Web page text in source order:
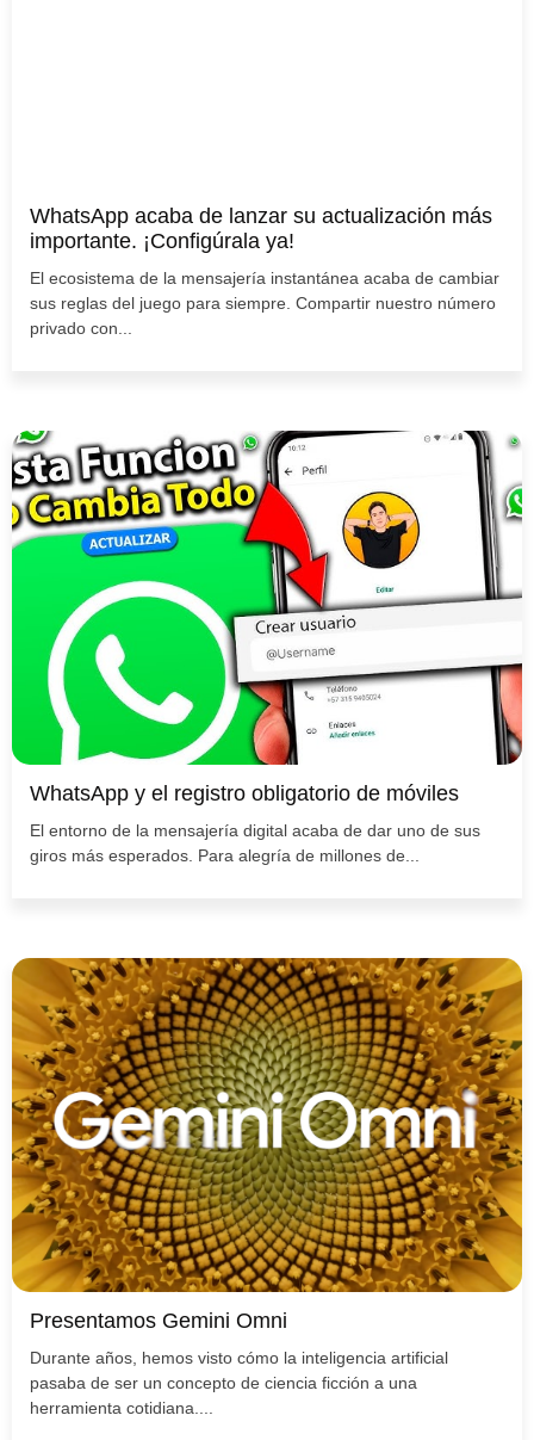
WhatsApp acaba de lanzar su actualización más
importante. ¡Configúrala ya!
El ecosistema de la mensajería instantánea acaba de cambiar
sus reglas del juego para siempre. Compartir nuestro número
privado con...
WhatsApp y el registro obligatorio de móviles
El entorno de la mensajería digital acaba de dar uno de sus
giros más esperados. Para alegría de millones de...
Presentamos Gemini Omni
Durante años, hemos visto cómo la inteligencia artificial
pasaba de ser un concepto de ciencia ficción a una
herramienta cotidiana....